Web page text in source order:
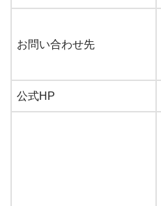
お問い合わせ先
公式HP